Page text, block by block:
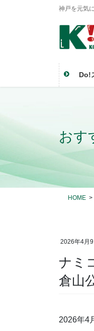
神戸を元気
Do!
おす
HOME
2026年4月9
ナミ
倉山
2026年4